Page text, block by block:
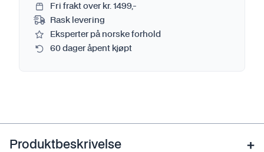
Fri frakt over kr. 1499,-
Rask levering
Eksperter på norske forhold
60 dager åpent kjøpt
Produktbeskrivelse